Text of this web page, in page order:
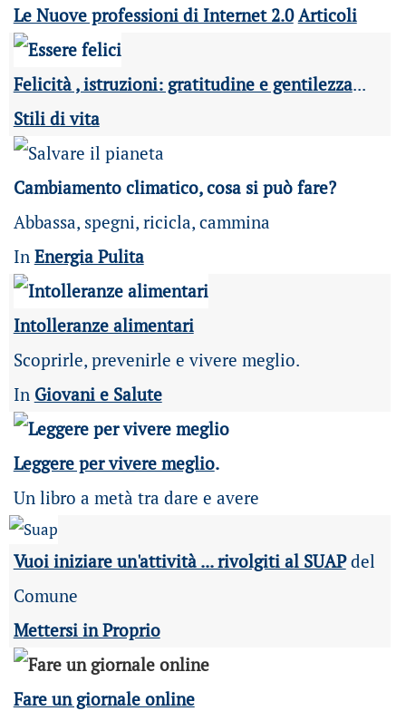
Le Nuove professioni di Internet 2.0 Articoli
Felicità , istruzioni: gratitudine e gentilezza...
Stili di vita
Cambiamento climatico, cosa si può fare?
Abbassa, spegni, ricicla, cammina
In Energia Pulita
Intolleranze alimentari
Scoprirle, prevenirle e vivere meglio.
In Giovani e Salute
Leggere per vivere meglio.
Un libro a metà tra dare e avere
Vuoi iniziare un'attività ... rivolgiti al SUAPdel
Comune
Mettersi in Proprio
Fare un giornale online